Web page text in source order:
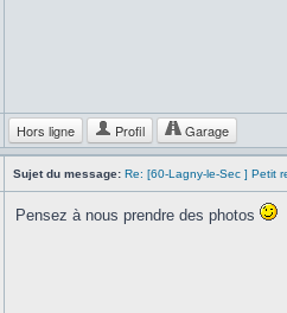
Hors ligne Profil Garage
Sujet du message: Re: [60-Lagny-le-Sec ] Petit
Pensez à nous prendre des photos